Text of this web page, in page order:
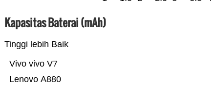
Kapasitas Baterai (mAh)
Tinggi lebih Baik
Lenovo A880
Vivo vivo V7